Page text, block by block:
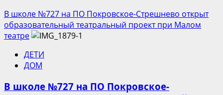
В школе №727 на ПО Покровское-Стрешнево открыт
образовательный театральный проект при Малом
театре
ДЕТИ
ДОМ
В школе №727 на ПО Покровское-